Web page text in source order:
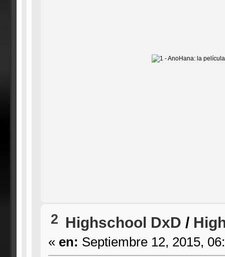
2 Highschool DxD /
« en: Septiembre 12, 2015,